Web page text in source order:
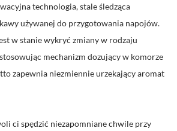
technologia, stale śledząca
używanej do przygotowania napojów.
w stanie wykryć zmiany w rodzaju
mechanizm dozujący w komorze
zapewnia niezmiennie urzekający aromat
ci spędzić niezapomniane chwile przy